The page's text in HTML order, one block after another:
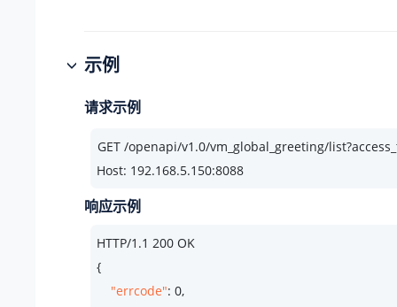
示例
请求示例
Host: 192.168.5.150:8088
响应示例
HTTP/1.1 200 OK
{
"errcode": 0,